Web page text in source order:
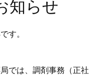
知らせ
す。
では、調剤事務（正社